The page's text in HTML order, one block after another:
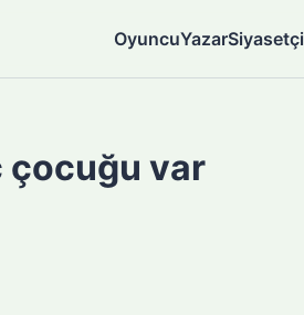
OyuncuYazarSiyasetçi
çocuğu var